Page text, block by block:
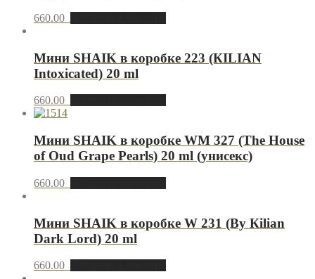
660.00
Мини SHAIK в коробке 223 (КILIAN
Intoxicated) 20 ml
660.00
Мини SHAIK в коробке WM 327 (The House
of Oud Grape Pearls) 20 ml (унисекс)
660.00
Мини SHAIK в коробке W 231 (Вy Кilian
Dark Lord) 20 ml
660.00